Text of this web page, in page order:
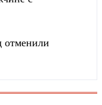
отменили